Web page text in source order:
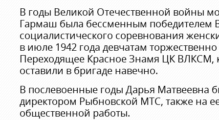
В годы Великой Отечественной войны
Гармаш была бессменным победителем
социалистического соревнования
в июле 1942 года девчатам
Переходящее Красное Знамя ЦК ВЛКСМ,
оставили в бригаде навечно.
В послевоенные годы Дарья Матвеевна
директором Рыбновской МТС, также на
общественной работы.